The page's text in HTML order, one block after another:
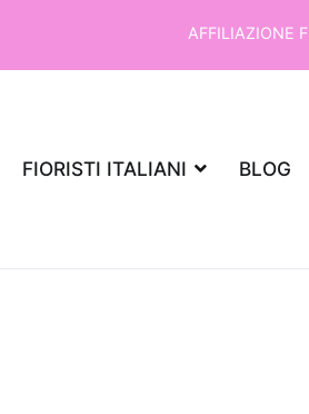
AFFILIAZIONE
FIORISTI ITALIANI BLOG